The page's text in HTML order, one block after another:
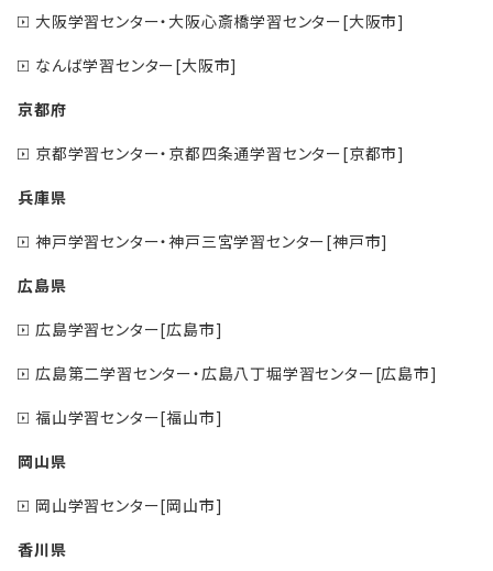
大阪学習センター・大阪心斎橋学習センター[大阪市]
なんば学習センター[大阪市]
京都府
京都学習センター・京都四条通学習センター[京都市]
兵庫県
神戸学習センター・神戸三宮学習センター[神戸市]
広島県
広島学習センター[広島市]
広島第二学習センター・広島八丁堀学習センター[広島市]
福山学習センター[福山市]
岡山県
岡山学習センター[岡山市]
香川県